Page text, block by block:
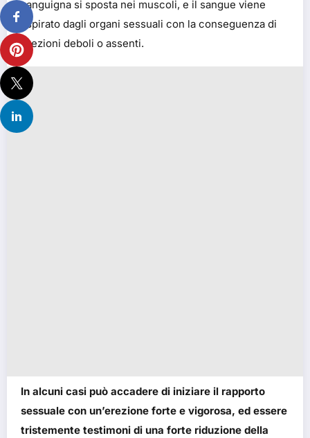
sanguigna si sposta nei muscoli, e il sangue viene
aspirato dagli organi sessuali con la conseguenza di
erezioni deboli o assenti.
In alcuni casi può accadere di iniziare il rapporto
sessuale con un’erezione forte e vigorosa, ed essere
tristemente testimoni di una forte riduzione della